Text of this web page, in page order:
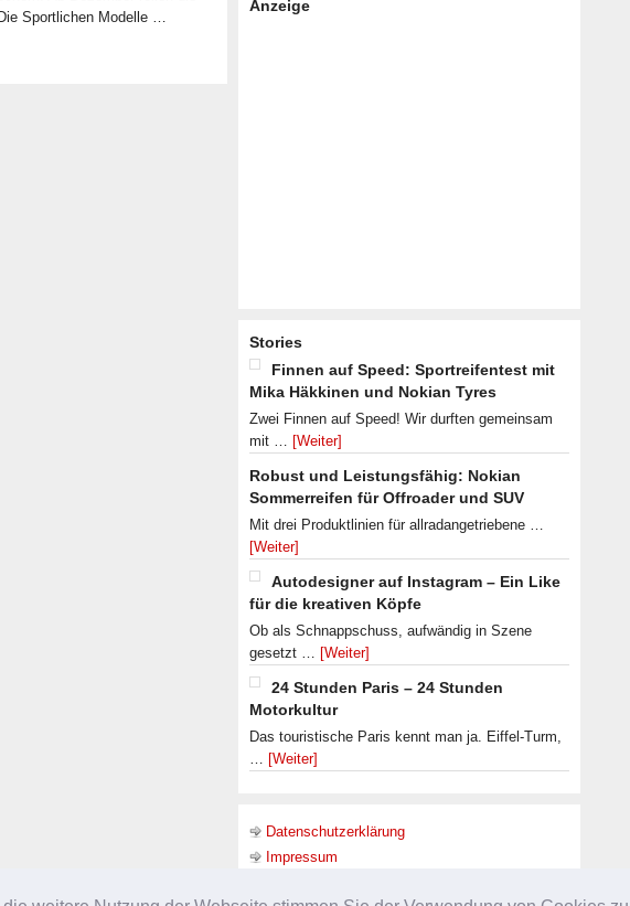
Sportlichen Modelle …
Anzeige
Stories
Finnen auf Speed: Sportreifentest mit
Mika Häkkinen und Nokian Tyres
Zwei Finnen auf Speed! Wir durften gemeinsam
mit … [Weiter]
Robust und Leistungsfähig: Nokian
Sommerreifen für Offroader und SUV
Mit drei Produktlinien für allradangetriebene …
[Weiter]
Autodesigner auf Instagram – Ein Like
für die kreativen Köpfe
Ob als Schnappschuss, aufwändig in Szene
gesetzt … [Weiter]
24 Stunden Paris – 24 Stunden
Motorkultur
Das touristische Paris kennt man ja. Eiffel-Turm,
… [Weiter]
Datenschutzerklärung
Impressum